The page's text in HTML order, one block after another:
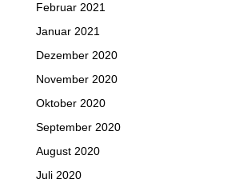
Februar 2021
Januar 2021
Dezember 2020
November 2020
Oktober 2020
September 2020
August 2020
Juli 2020